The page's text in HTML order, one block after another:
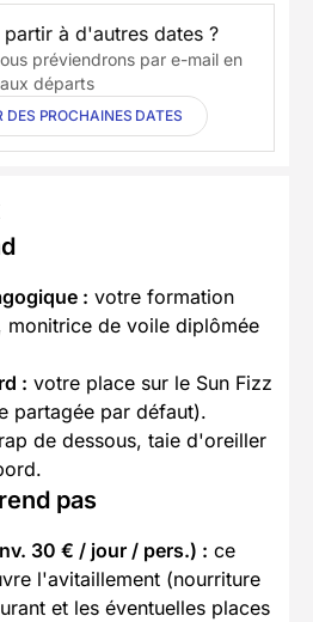
à d'autres dates ?
préviendrons par e-mail en
départs
DES PROCHAINES DATES
: votre formation
monitrice de voile diplômée
: votre place sur le Sun Fizz
partagée par défaut).
de dessous, taie d'oreiller
pas
30 € / jour / pers.) : ce
l'avitaillement (nourriture
et les éventuelles places